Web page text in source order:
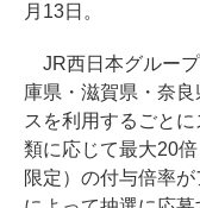
月13日。
JR西日本グルー
庫県・滋賀県・奈
スを利用するごと
類に応じて最大20
限定）の付与倍率